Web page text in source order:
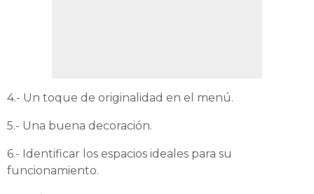
4.- Un toque de originalidad en el menú.
5.- Una buena decoración.
6.- Identificar los espacios ideales para su
funcionamiento.